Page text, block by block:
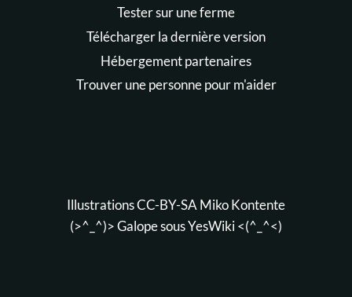
Tester sur une ferme
Télécharger la dernière version
Hébergement partenaires
Trouver une personne pour m'aider
Illustrations CC-BY-SAMiko Kontente
(>^_^)> Galope sousYesWiki<(^_^<)